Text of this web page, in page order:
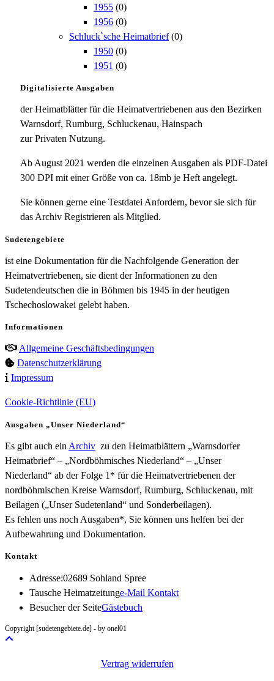
1955 (0)
1956 (0)
Schluck`sche Heimatbrief (0)
1950 (0)
1951 (0)
Digitalisierte Ausgaben
der Heimatblätter für die Heimatvertriebenen aus den Bezirken
Warnsdorf, Rumburg, Schluckenau, Hainspach
zur Privaten Nutzung.
Ab August 2021 werden die einzelnen Ausgaben als PDF-Datei
300 DPI mit einer Größe von ca. 18mb je Heft angelegt.
Sie können gerne eine Testdatei Anfordern, bevor sie sich für
das Archiv Registrieren als Mitglied.
Sudetengebiete
ist eine Dokumentation für die Nachfolgende Generation der
Heimatvertriebenen, sie dient der Informationen zu den
Sudetendeutschen die in Böhmen bis 1945 in der heutigen
Tschechoslowakei gelebt haben.
Informationen
Allgemeine Geschäftsbedingungen
Datenschutzerklärung
Impressum
Cookie-Richtlinie (EU)
Ausgaben „Unser Niederland“
Es gibt auch ein Archiv zu den Heimatblättern „Warnsdorfer
Heimatbrief“ – „Nordböhmisches Niederland“ – „Unser
Niederland“ ab der Folge 1* für die Heimatvertriebenen der
nordböhmischen Kreise Warnsdorf, Rumburg, Schluckenau, mit
Beilagen („Unser Sudetenland“ und Sonderbeilagen).
Es fehlen uns noch Ausgaben*, Sie können uns helfen bei der
Aufbewahrung und Dokumentation.
Kontakt
Adresse:02689 Sohland Spree
Tausche Heimatzeitunge-Mail KontaktOpens
Besucher der SeiteGästebuch
Copyright [sudetengebiete.de] - by onel01
Vertrag widerrufen